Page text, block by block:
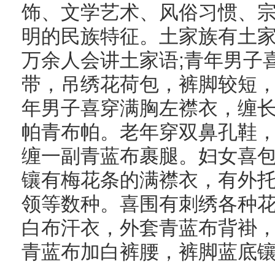
饰、文学艺术、风俗习惯、
明的民族特征。土家族有土
万余人会讲土家语;青年男子
带，吊绣花荷包，裤脚较短
年男子喜穿满胸左襟衣，缠
帕青布帕。老年穿双鼻孔鞋
缠一副青蓝布裹腿。妇女喜
镶有梅花条的满襟衣，有外
领等数种。喜围有刺绣各种
白布汗衣，外套青蓝布背褂
青蓝布加白裤腰，裤脚蓝底